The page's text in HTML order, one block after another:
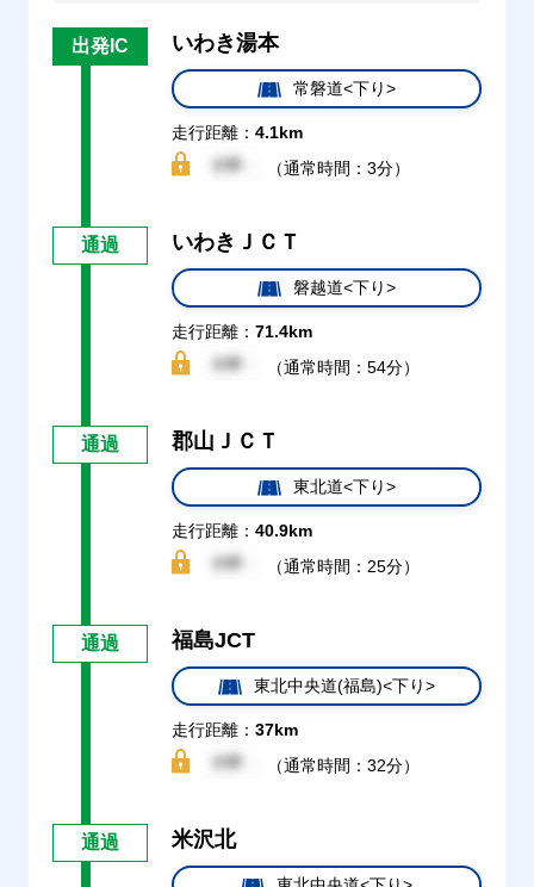
出発IC いわき湯本
常磐道<下り>
走行距離： 4.1km
（通常時間：3分）
通過 いわきＪＣＴ
磐越道<下り>
走行距離： 71.4km
（通常時間：54分）
通過 郡山ＪＣＴ
東北道<下り>
走行距離： 40.9km
（通常時間：25分）
通過 福島JCT
東北中央道(福島)<下り>
走行距離： 37km
（通常時間：32分）
通過 米沢北